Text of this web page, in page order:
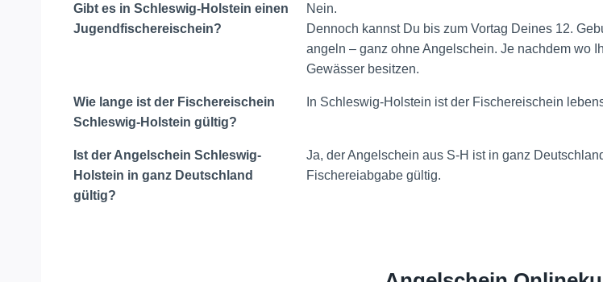
Gibt es in Schleswig-Holstein einen
Jugendfischereischein?
Nein.
Dennoch kannst Du bis zum Vortag Deines 12.
angeln – ganz ohne Angelschein. Je nachdem wo
Gewässer besitzen.
Wie lange ist der Fischereischein
Schleswig-Holstein gültig?
In Schleswig-Holstein ist der Fischereischein
Ist der Angelschein Schleswig-
Holstein in ganz Deutschland
gültig?
Ja, der Angelschein aus S-H ist in ganz
Fischereiabgabe gültig.